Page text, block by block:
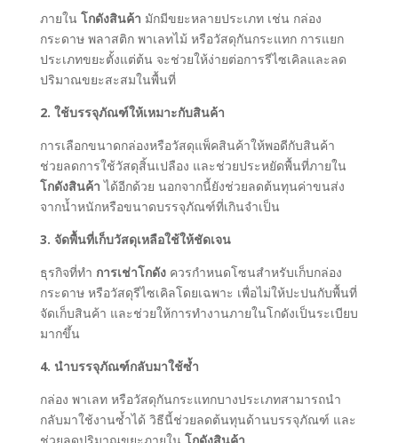
ภายใน โกดังสินค้า มักมีขยะหลายประเภท เช่น กล่อง
กระดาษ พลาสติก พาเลทไม้ หรือวัสดุกันกระแทก การแยก
ประเภทขยะตั้งแต่ต้น จะช่วยให้ง่ายต่อการรีไซเคิลและลด
ปริมาณขยะสะสมในพื้นที่
2. ใช้บรรจุภัณฑ์ให้เหมาะกับสินค้า
การเลือกขนาดกล่องหรือวัสดุแพ็คสินค้าให้พอดีกับสินค้า
ช่วยลดการใช้วัสดุสิ้นเปลือง และช่วยประหยัดพื้นที่ภายใน
โกดังสินค้า ได้อีกด้วย นอกจากนี้ยังช่วยลดต้นทุนค่าขนส่ง
จากน้ำหนักหรือขนาดบรรจุภัณฑ์ที่เกินจำเป็น
3. จัดพื้นที่เก็บวัสดุเหลือใช้ให้ชัดเจน
ธุรกิจที่ทำ การเช่าโกดังควรกำหนดโซนสำหรับเก็บกล่อง
กระดาษ หรือวัสดุรีไซเคิลโดยเฉพาะ เพื่อไม่ให้ปะปนกับพื้นที่
จัดเก็บสินค้า และช่วยให้การทำงานภายในโกดังเป็นระเบียบ
มากขึ้น
4. นำบรรจุภัณฑ์กลับมาใช้ซ้ำ
กล่อง พาเลท หรือวัสดุกันกระแทกบางประเภทสามารถนำ
กลับมาใช้งานซ้ำได้ วิธีนี้ช่วยลดต้นทุนด้านบรรจุภัณฑ์ และ